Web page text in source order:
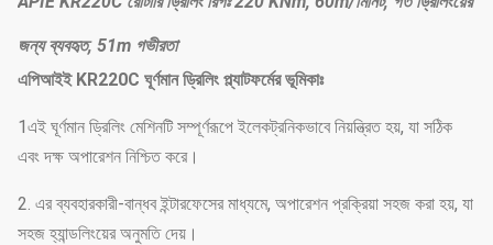
জন্য ব্যবহৃত, 51m গভীরতা
এপিআইই KR220C ঘূর্ণমান ড্রিলিং প্ল্যাটফর্মের ভূমিকাঃ
1এই ঘূর্ণমান ড্রিলিং মেশিনটি সম্পূর্ণরূপে ইলেকট্রনিকভাবে নিয়ন্ত্রিত হয়, যা সঠিক
এবং দক্ষ অপারেশন নিশ্চিত করে।
2. এর ব্যবহারকারী-বান্ধব ইন্টারফেসের মাধ্যমে, অপারেশন প্রক্রিয়া সহজ করা হয়, যা
সহজ হ্যান্ডলিংয়ের অনুমতি দেয়।